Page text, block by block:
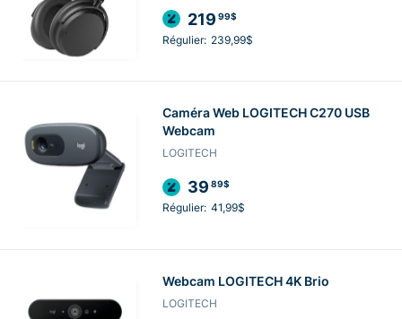
219 99$
Régulier: 239,99$
Caméra Web LOGITECH C270 USB
Webcam
LOGITECH
39 89$
Régulier: 41,99$
Webcam LOGITECH 4K Brio
LOGITECH